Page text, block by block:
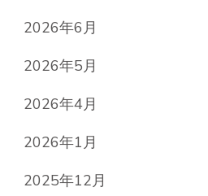
2026年6月
2026年5月
2026年4月
2026年1月
2025年12月